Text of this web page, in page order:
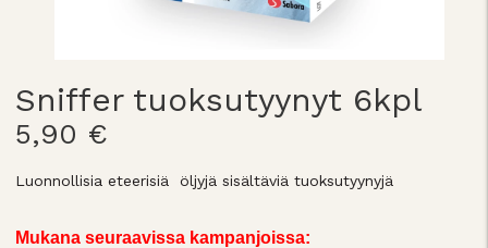
Sniffer tuoksutyynyt 6kpl
5,90 €
Luonnollisia eteerisiä öljyjä sisältäviä tuoksutyynyjä
Mukana seuraavissa kampanjoissa: